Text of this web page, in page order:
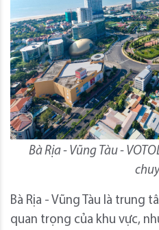
Bà Rịa - Vũng Tàu -
Bà Rịa - Vũng Tàu là trung
quan trọng của khu vực,